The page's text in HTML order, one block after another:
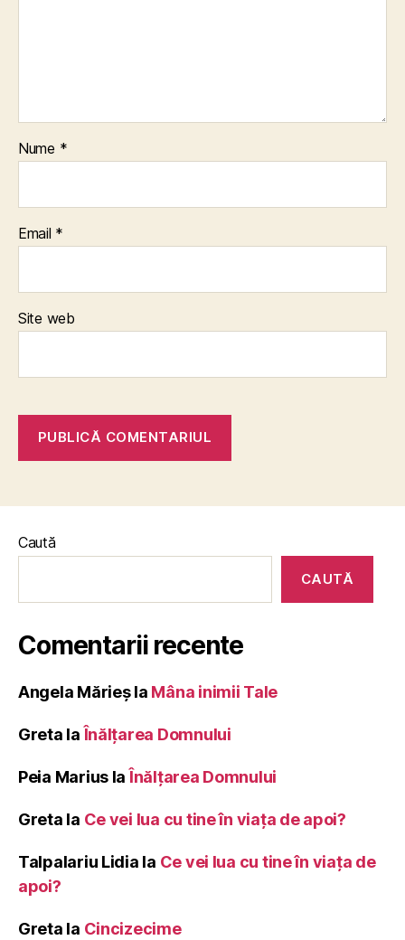
Nume *
Email *
Site web
Caută
CAUTĂ
Comentarii recente
Angela Mărieșla Mâna inimii Tale
Greta laÎnălţarea Domnului
Peia Marius laÎnălţarea Domnului
Greta la Ce vei lua cu tine în viața de apoi?
Talpalariu Lidia la Ce vei lua cu tine în viața de
apoi?
Greta la Cincizecime